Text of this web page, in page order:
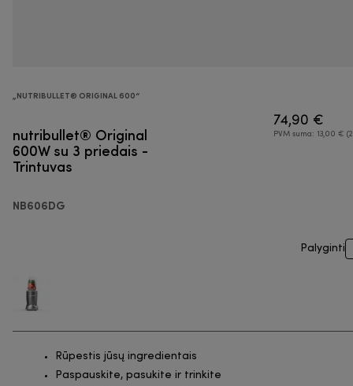
„NUTRIBULLET® ORIGINAL 600“
nutribullet® Original
600W su 3 priedais -
Trintuvas
NB606DG
74,90 €
PVM suma: 13,00 €
Palyginti
Rūpestis jūsų ingredientais
Paspauskite, pasukite ir trinkite